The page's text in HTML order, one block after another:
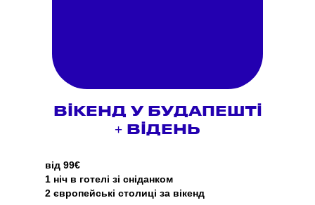
ВІКЕНД У БУДАПЕШТІ
+ ВІДЕНЬ
від 99€
1 ніч в готелі зі сніданком
2 європейські столиці за вікенд